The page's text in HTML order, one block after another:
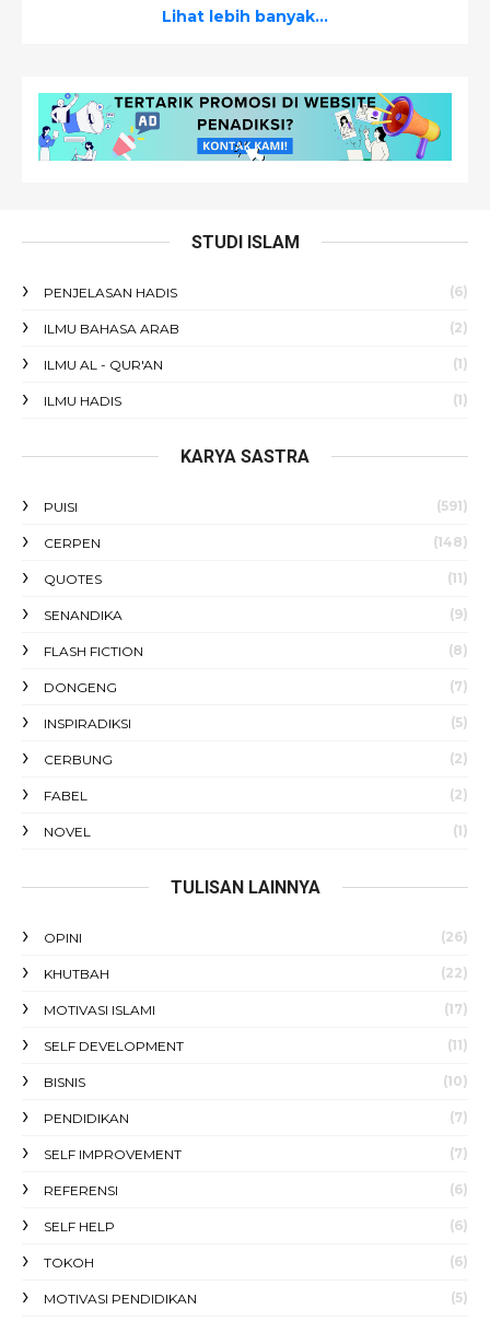
Lihat lebih banyak...
STUDI ISLAM
PENJELASAN HADIS (6)
ILMU BAHASA ARAB (2)
ILMU AL - QUR'AN (1)
ILMU HADIS (1)
KARYA SASTRA
PUISI (591)
CERPEN (148)
QUOTES (11)
SENANDIKA (9)
FLASH FICTION (8)
DONGENG (7)
INSPIRADIKSI (5)
CERBUNG (2)
FABEL (2)
NOVEL (1)
TULISAN LAINNYA
OPINI (26)
KHUTBAH (22)
MOTIVASI ISLAMI (17)
SELF DEVELOPMENT (11)
BISNIS (10)
PENDIDIKAN (7)
SELF IMPROVEMENT (7)
REFERENSI (6)
SELF HELP (6)
TOKOH (6)
MOTIVASI PENDIDIKAN (5)